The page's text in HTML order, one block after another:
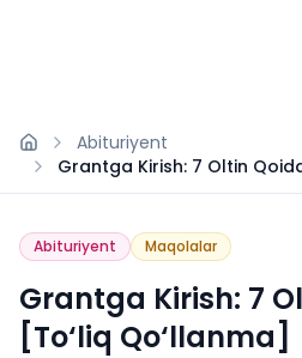
Abituriyent
Grantga Kirish: 7 Oltin
Abituriyent Maqolalar
Grantga Kirish: 7
[To‘liq Qo‘llanma]